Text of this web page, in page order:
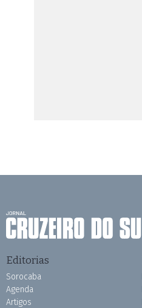
Editorias
Sorocaba
Agenda
Artigos